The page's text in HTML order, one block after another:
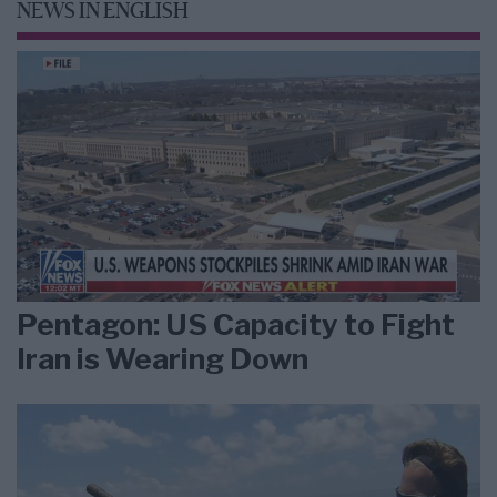
NEWS IN ENGLISH
Pentagon: US Capacity to Fight
Iran is Wearing Down